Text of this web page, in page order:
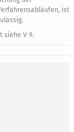
ist
siehe V 9.